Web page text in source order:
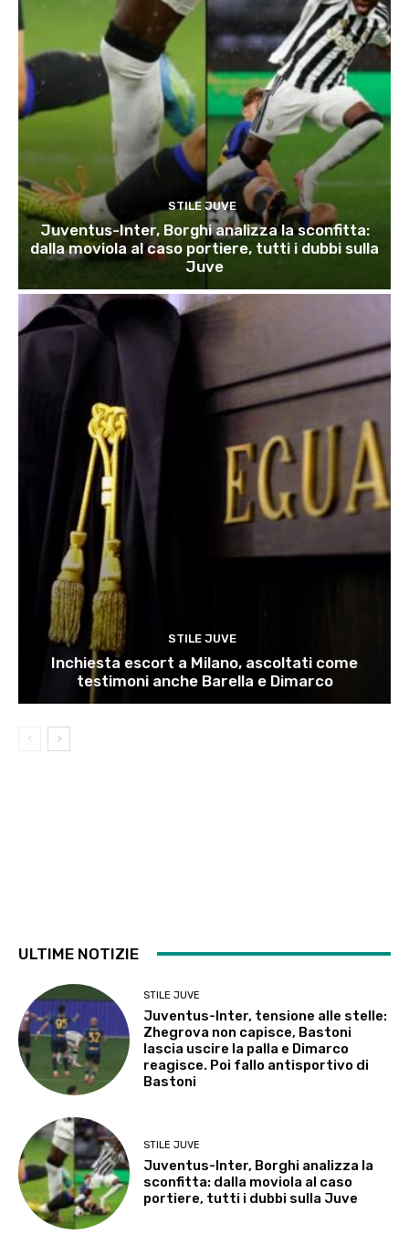
STILE JUVE
Juventus-Inter, Borghi analizza la sconfitta:
dalla moviola al caso portiere, tutti i dubbi sulla
Juve
STILE JUVE
Inchiesta escort a Milano, ascoltati come
testimoni anche Barella e Dimarco
ULTIME NOTIZIE
STILE JUVE
Juventus-Inter, tensione alle stelle:
Zhegrova non capisce, Bastoni
lascia uscire la palla e Dimarco
reagisce. Poi fallo antisportivo di
Bastoni
STILE JUVE
Juventus-Inter, Borghi analizza la
sconfitta: dalla moviola al caso
portiere, tutti i dubbi sulla Juve